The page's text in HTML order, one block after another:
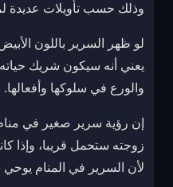
وذلك حسب تأويلات عديدة
لو ظهر السرير باللون
يعني أنه سيكون شريك حياته
والورع في سلوكها وأفعالها.
إن رؤية سرير صغير في
زوجته ستحمل قريبا، وإذا
لأن السرير في المنام يوحي